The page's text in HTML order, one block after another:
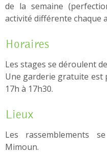
de la semaine
activité différente chaque
Horaires
Les stages se déroulent
Une garderie gratuite est
17h à 17h30.
Lieux
Les rassemblements
Mimoun.